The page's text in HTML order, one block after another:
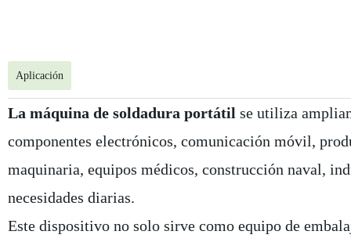
Aplicación
La máquina de soldadura portátil se utiliza
componentes electrónicos, comunicación móvil,
maquinaria, equipos médicos, construcción naval,
necesidades diarias.
Este dispositivo no solo sirve como equipo de